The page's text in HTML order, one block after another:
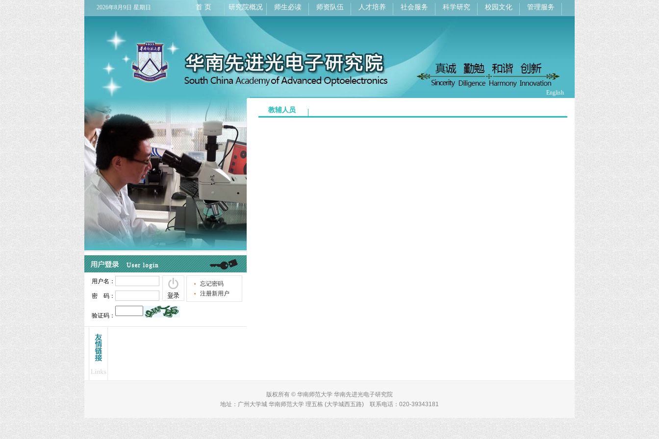
2026年8月9日 星期日 首 页 研究院概况 师生必读 师资队伍 人才培养 社会服务 科学研究 校园文化 管理服务
English
教辅人员
版权所有 © 华南师范大学 华南先进光电子研究院
地址：广州大学城 华南师范大学 理五栋 (大学城西五路) 联系电话：020-39343181